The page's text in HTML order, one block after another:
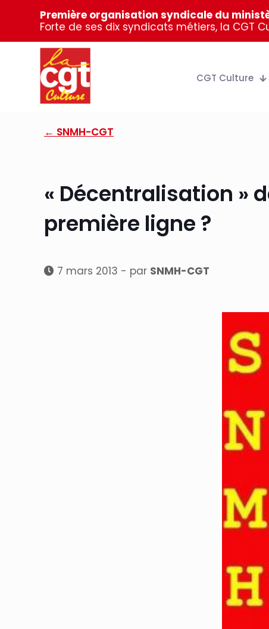
Première organisation syndicale du
Forte de ses dix syndicats métiers, la CGT
CGT Culture
← SNMH-CGT
« Décentralisation »
première ligne ?
7 mars 2013 - par SNMH-CGT